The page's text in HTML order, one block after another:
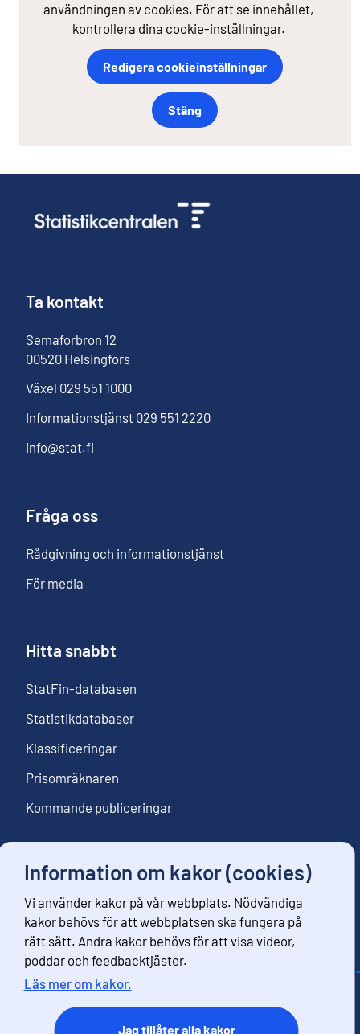
Information om kakor (cookies)
Vi använder kakor på vår webbplats. Nödvändiga
kakor behövs för att webbplatsen ska fungera på
rätt sätt. Andra kakor behövs för att visa videor,
poddar och feedbacktjäster.
Läs mer om kakor.
Jag tillåter alla kakor
användningen av cookies. För att se innehållet,
kontrollera dina cookie-inställningar.
Redigera cookieinställningar
Stäng
Ta kontakt
Semaforbron 12
00520 Helsingfors
Växel 029 551 1000
Informationstjänst 029 551 2220
info@stat.fi
Fråga oss
Rådgivning och informationstjänst
För media
Hitta snabbt
StatFin-databasen
Statistikdatabaser
Klassificeringar
Prisomräknaren
Kommande publiceringar
Följ oss
Beställ nyhetsbrev
Respons